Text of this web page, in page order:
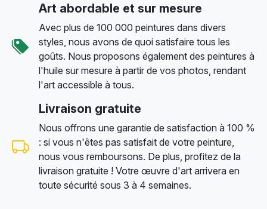
Art abordable et sur mesure
Avec plus de 100 000 peintures dans divers
styles, nous avons de quoi satisfaire tous les
goûts. Nous proposons également des peintures à
l'huile sur mesure à partir de vos photos, rendant
l'art accessible à tous.
Livraison gratuite
Nous offrons une garantie de satisfaction à 100 %
: si vous n'êtes pas satisfait de votre peinture,
nous vous remboursons. De plus, profitez de la
livraison gratuite ! Votre œuvre d'art arrivera en
toute sécurité sous 3 à 4 semaines.